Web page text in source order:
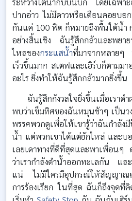
ปากอ่าว ไม่มีดาวหรือเดือนคอยบอ
กันแค่ 100 ฟิต ก็หมายถึงพื้นใต้น้ำ
อย่างสิ้นเชิง ฉันรู้สึกกลัวและพยา
ไหลของกระแสน้ำที่มาจากหลายๆ
เร็วขึ้นมาก สเตฟและเฮิร์บก็ตามมา
อะไร ยิ่งทำให้ฉันรู้สึกกลัวมากยิ่งขึ้น
ฉันรู้สึกกังวลใจยิ่งขึ้นเมื่อเรา
พบว่าเข็มทิศของฉันหมุนช้าๆ เป็นว
พรรคพวกดูเพื่อให้เขารู้ว่าฉันกำลัง
น้ำ แต่พวกเขาได้แต่ยักไหล่ และ
เลยเดาทางที่ดีที่สุดและพาเพื่อนๆ
ว่าเรากำลังดำน้ำออกทะเลกัน แล
แน่ ไม่มีใครมีอุปกรณ์ให้สัญญาณฉุ
การร้องเรียก ในที่สุด ฉันก็ถึงจุดที่คิ